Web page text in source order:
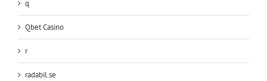
q
Qbet Casino
r
radabil.se